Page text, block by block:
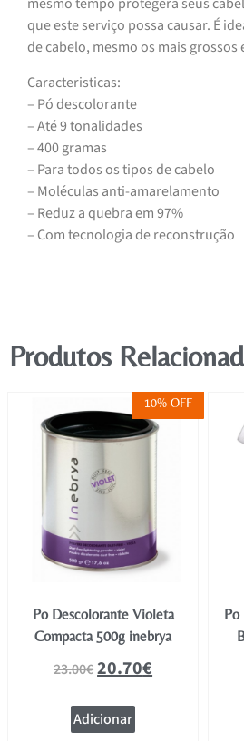
que este serviço possa causar. É
de cabelo, mesmo os mais grossos
Caracteristicas:
– Pó descolorante
– Até 9 tonalidades
– 400 gramas
– Para todos os tipos de cabelo
– Moléculas anti-amarelamento
– Reduz a quebra em 97%
– Com tecnologia de reconstrução
Produtos
10% OFF
Po Descolorante Violeta
Compacta 500g inebrya
23.00€20.70€
Adicionar
Po